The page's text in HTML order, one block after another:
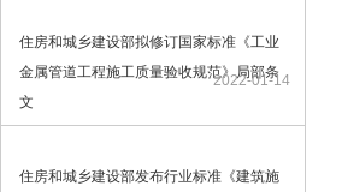
住房和城乡建设部拟修订国家标准《工业
金属管道工程施工质量验收规范》局部条
文
2022-01-14
住房和城乡建设部发布行业标准《建筑施